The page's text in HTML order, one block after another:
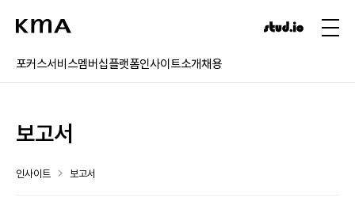
포커스서비스멤버십플랫폼인사이트소개채용
보고서
인사이트 보고서